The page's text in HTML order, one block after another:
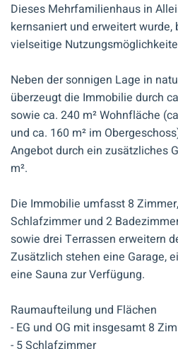
Dieses Mehrfamilienhaus in
kernsaniert und erweitert
vielseitige
Neben der sonnigen Lage in
überzeugt die Immobilie durch
sowie ca. 240 m² Wohnfläche
und ca. 160 m² im
Angebot durch ein zusätzliches
m².
Die Immobilie umfasst 8
Schlafzimmer und 2
sowie drei Terrassen erweitern
Zusätzlich stehen eine Garage,
eine Sauna zur Verfügung.
Raumaufteilung und Flächen
- EG und OG mit insgesamt 8
- 5 Schlafzimmer